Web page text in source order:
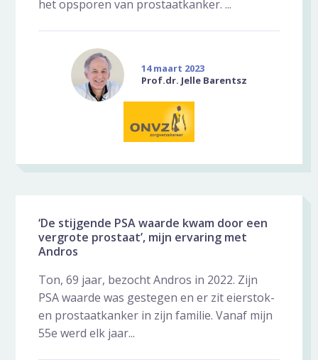
het opsporen van prostaatkanker. ...
14 maart 2023
Prof.dr. Jelle Barentsz
‘De stijgende PSA waarde kwam door een
vergrote prostaat’, mijn ervaring met
Andros
Ton, 69 jaar, bezocht Andros in 2022. Zijn
PSA waarde was gestegen en er zit eierstok-
en prostaatkanker in zijn familie. Vanaf mijn
55e werd elk jaar...